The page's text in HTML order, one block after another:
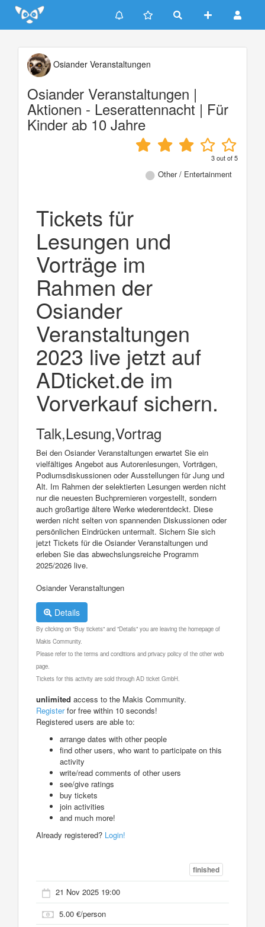
Update cookies preferences
Osiander Veranstaltungen
Osiander Veranstaltungen |
Aktionen - Leserattennacht | Für
Kinder ab 10 Jahre
3out of5
Other / Entertainment
Tickets für
Lesungen und
Vorträge im
Rahmen der
Osiander
Veranstaltungen
2023 live jetzt auf
ADticket.de im
Vorverkauf sichern.
Talk,Lesung,Vortrag
Bei den Osiander Veranstaltungen erwartet Sie ein
vielfältiges Angebot aus Autorenlesungen, Vorträgen,
Podiumsdiskussionen oder Ausstellungen für Jung und
Alt. Im Rahmen der selektierten Lesungen werden nicht
nur die neuesten Buchpremieren vorgestellt, sondern
auch großartige ältere Werke wiederentdeckt. Diese
werden nicht selten von spannenden Diskussionen oder
persönlichen Eindrücken untermalt. Sichern Sie sich
jetzt Tickets für die Osiander Veranstaltungen und
erleben Sie das abwechslungsreiche Programm
2025/2026 live.
Osiander Veranstaltungen
Details
By clicking on "Buy tickets" and "Details" you are leaving the homepage of
Makis Community.
Please refer to the terms and conditions and privacy policy of the other web
page.
Tickets for this activity are sold through AD ticket GmbH.
unlimited access to the Makis Community.
Registerfor free within 10 seconds!
Registered users are able to:
arrange dates with other people
find other users, who want to participate on this
activity
write/read comments of other users
see/give ratings
buy tickets
join activities
and much more!
Already registered? Login!
finished
21 Nov 2025 19:00
5.00 €/person